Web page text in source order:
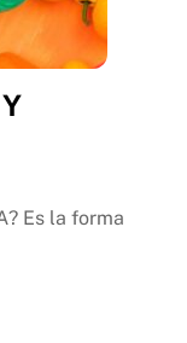
Es la forma